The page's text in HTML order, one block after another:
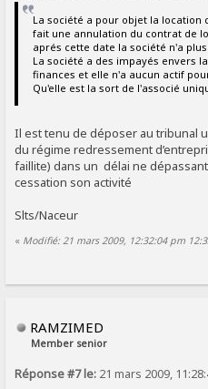
La société a pour objet la location
fait une annulation du contrat de
aprés cette date la société n'a plus
La société a des impayés envers
finances et elle n'a aucun actif
Qu'elle est la sort de l'associé
Il est tenu de déposer au tribunal
du régime redressement
faillite) dans un délai ne
cessation son activité
Slts/Naceur
« Modifié: 21 mars 2009, 12:32:04 pm
RAMZIMED
Member senior
Réponse #7 le: 21 mars 2009,